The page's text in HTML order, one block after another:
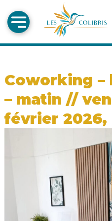
Coworking –
– matin //
février 2026,